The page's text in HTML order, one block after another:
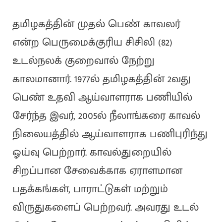
தமிழகத்தின் முதல் பெண் காவலர்
என்ற பெருமைக்குரிய சிசிலி (82)
உடல்நலக் குறைவால் நேற்று
காலமானார். 1977ல் தமிழகத்தின் 2வது
பெண் உதவி ஆய்வாளராக பணியில்
சேர்ந்த இவர், 2005ல் நீலாங்கரை காவல்
நிலையத்தில் ஆய்வாளராக பணிபுரிந்து
ஓய்வு பெற்றார். காவல்துறையில்
சிறப்பான சேவைக்காக ஏராளமான
பதக்கங்கள், பாராட்டுகள் மற்றும்
விருதுகளைப் பெற்றவர். அவரது உடல்